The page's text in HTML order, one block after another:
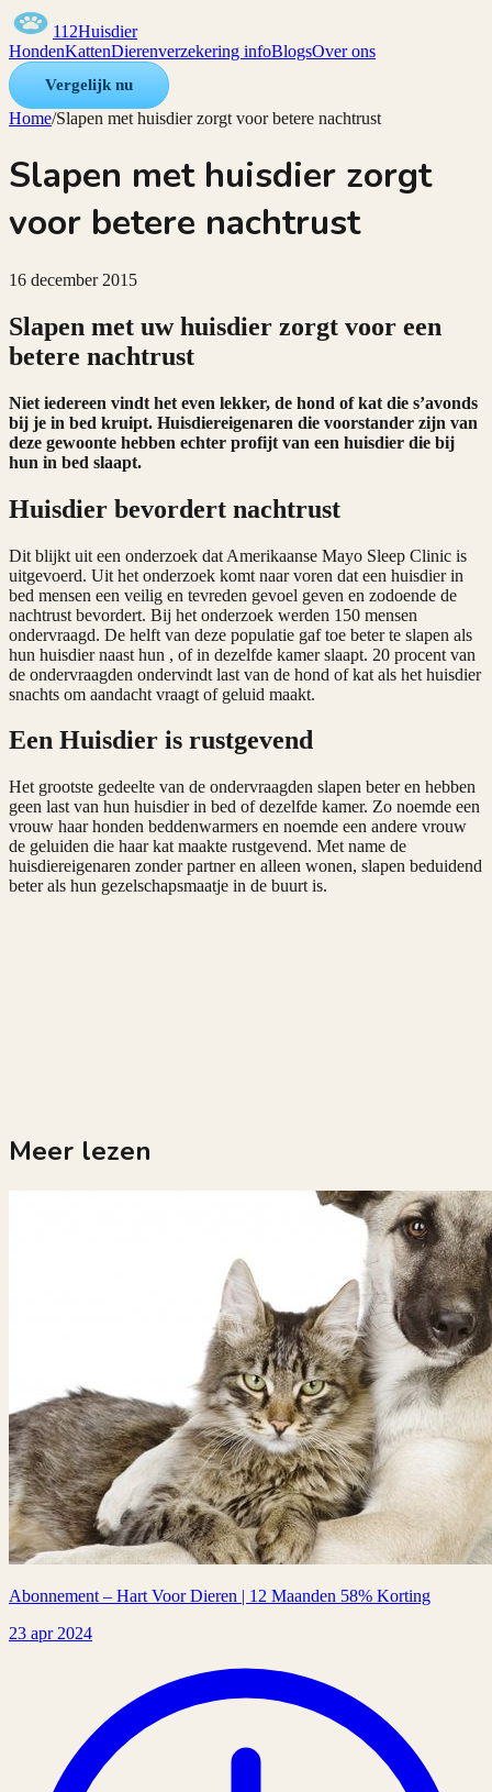
112Huisdier
HondenKattenDierenverzekering infoBlogsOver ons
Vergelijk nu
Home/Slapen met huisdier zorgt voor betere nachtrust
Slapen met huisdier zorgt
voor betere nachtrust
16 december 2015
Slapen met uw huisdier zorgt voor een
betere nachtrust
Niet iedereen vindt het even lekker, de hond of kat die s’avonds
bij je in bed kruipt. Huisdiereigenaren die voorstander zijn van
deze gewoonte hebben echter profijt van een huisdier die bij
hun in bed slaapt.
Huisdier bevordert nachtrust
Dit blijkt uit een onderzoek dat Amerikaanse Mayo Sleep Clinic is
uitgevoerd. Uit het onderzoek komt naar voren dat een huisdier in
bed mensen een veilig en tevreden gevoel geven en zodoende de
nachtrust bevordert. Bij het onderzoek werden 150 mensen
ondervraagd. De helft van deze populatie gaf toe beter te slapen als
hun huisdier naast hun , of in dezelfde kamer slaapt. 20 procent van
de ondervraagden ondervindt last van de hond of kat als het huisdier
snachts om aandacht vraagt of geluid maakt.
Een Huisdier is rustgevend
Het grootste gedeelte van de ondervraagden slapen beter en hebben
geen last van hun huisdier in bed of dezelfde kamer. Zo noemde een
vrouw haar honden beddenwarmers en noemde een andere vrouw
de geluiden die haar kat maakte rustgevend. Met name de
huisdiereigenaren zonder partner en alleen wonen, slapen beduidend
beter als hun gezelschapsmaatje in de buurt is.
Meer lezen
Abonnement – Hart Voor Dieren | 12 Maanden 58% Korting
23 apr 2024